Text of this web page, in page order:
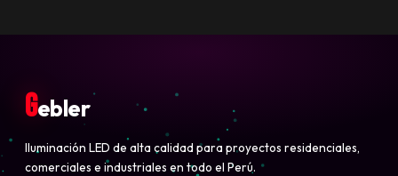
Gebler
Iluminación LED de alta calidad para proyectos residenciales,
comerciales e industriales en todo el Perú.